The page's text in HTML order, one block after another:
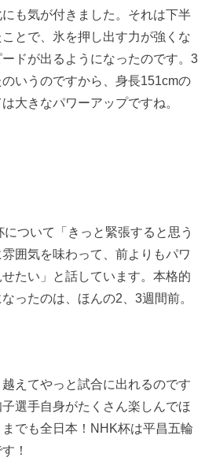
も気が付きました。それは下半
とで、氷を押し出す力が強くな
ドが出るようになったのです。3
いうのですから、身長151cmの
大きなパワーアップですね。
ついて「きっと緊張すると思う
囲気を味わって、前よりもパワ
たい」と話しています。本格的
ったのは、ほんの2、3週間前。
えてやっと試合に出れるのです
選手自身がたくさん楽しんでほ
でも全日本！NHK杯は平昌五輪
！